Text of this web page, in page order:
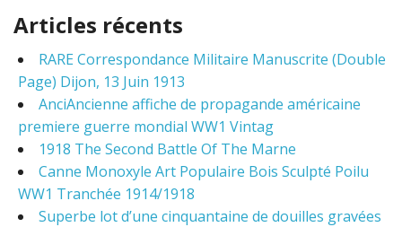
r
h
o
Articles récents
RARE Correspondance Militaire Manuscrite (Double
Page) Dijon, 13 Juin 1913
AnciAncienne affiche de propagande américaine
premiere guerre mondial WW1 Vintag
1918 The Second Battle Of The Marne
Canne Monoxyle Art Populaire Bois Sculpté Poilu
WW1 Tranchée 1914/1918
Superbe lot d’une cinquantaine de douilles gravées